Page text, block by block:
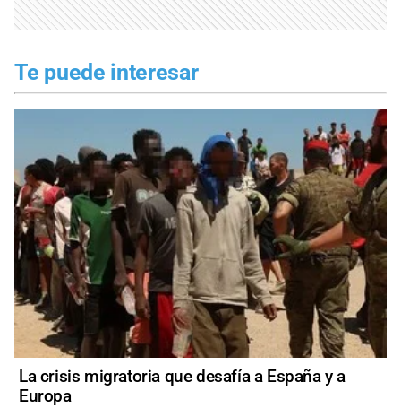
Te puede interesar
La crisis migratoria que desafía a España y a
Europa